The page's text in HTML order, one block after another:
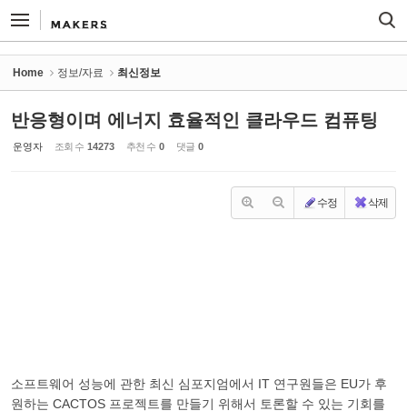
Home 정보/자료 최신정보
반응형이며 에너지 효율적인 클라우드 컴퓨팅
운영자 조회 수 14273 추천 수 0 댓글 0
수정 삭제
소프트웨어 성능에 관한 최신 심포지엄에서 IT 연구원들은 EU가 후
원하는 CACTOS 프로젝트를 만들기 위해서 토론할 수 있는 기회를